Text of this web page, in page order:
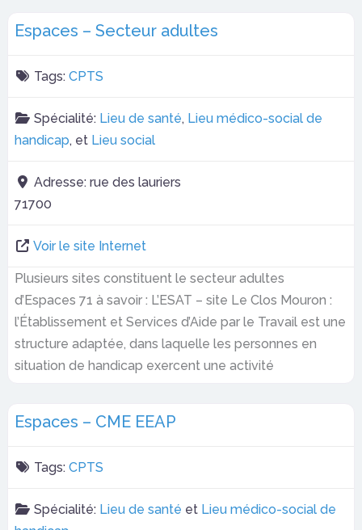
Espaces – Secteur adultes
Tags: CPTS
Spécialité: Lieu de santé, Lieu médico-social de
handicap, et Lieu social
Adresse: rue des lauriers
71700
Voir le site Internet
Plusieurs sites constituent le secteur adultes
d’Espaces 71 à savoir : L’ESAT – site Le Clos Mouron :
l’Établissement et Services d’Aide par le Travail est une
structure adaptée, dans laquelle les personnes en
situation de handicap exercent une activité
Espaces – CME EEAP
Tags: CPTS
Spécialité: Lieu de santé et Lieu médico-social de